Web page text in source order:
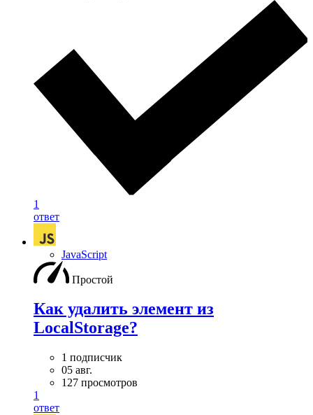
1
ответ
JavaScript
Простой
Как удалить элемент из
LocalStorage?
1 подписчик
05 авг.
127 просмотров
1
ответ